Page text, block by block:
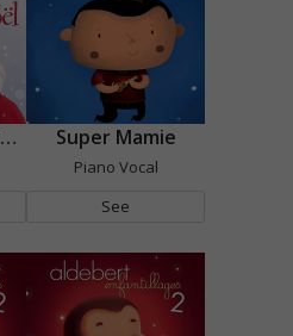
Si c'était les marmots Super Mamie
Piano Vocal
See